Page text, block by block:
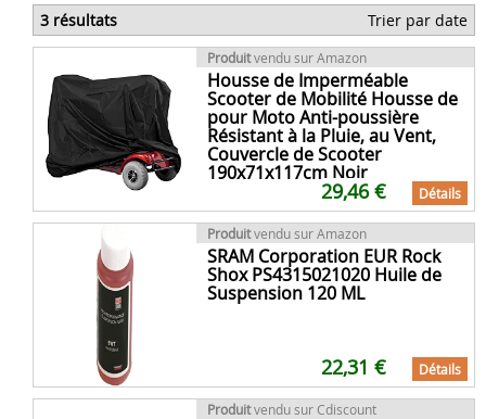
3 résultats Trier par date
Produitvendu sur Amazon
Housse de Imperméable
Scooter de Mobilité Housse de
pour Moto Anti-poussière
Résistant à la Pluie, au Vent,
Couvercle de Scooter
190x71x117cm Noir
29,46 € Détails
Produitvendu sur Amazon
SRAM Corporation EUR Rock
Shox PS4315021020 Huile de
Suspension 120 ML
22,31 € Détails
Produitvendu sur Cdiscount